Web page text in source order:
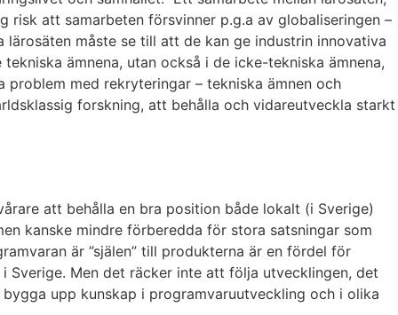
risk att samarbeten försvinner p.g.a av globaliseringen –
måste se till att de kan ge industrin innovativa
ämnena, utan också i de icke-tekniska ämnena,
med rekryteringar – tekniska ämnen och
forskning, att behålla och vidareutveckla starkt
att behålla en bra position både lokalt (i Sverige)
kanske mindre förberedda för stora satsningar som
är ”själen” till produkterna är en fördel för
Sverige. Men det räcker inte att följa utvecklingen, det
upp kunskap i programvaruutveckling och i olika